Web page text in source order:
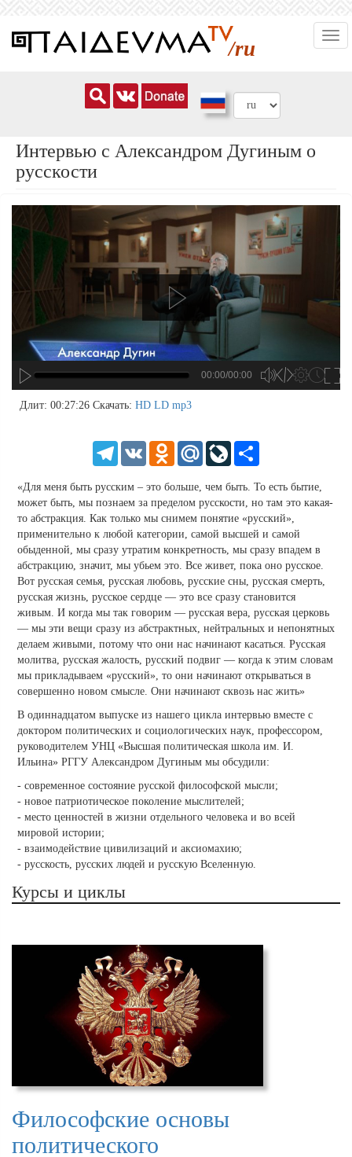
основному
/ru
Интервью с Александром Дугиным о
русскости
0.25
00:00/00:00
Длит: 00:27:26 Скачать: HD LD mp3
TelegramVK Odnoklassniki
Mail.Ru LiveJournal
«Для меня быть русским – это больше, чем быть. То есть бытие,
может быть, мы познаем за пределом русскости, но там это какая-
то абстракция. Как только мы снимем понятие «русский»,
применительно к любой категории, самой высшей и самой
обыденной, мы сразу утратим конкретность, мы сразу впадем в
абстракцию, значит, мы убьем это. Все живет, пока оно русское.
Вот русская семья, русская любовь, русские сны, русская смерть,
русская жизнь, русское сердце — это все сразу становится
живым. И когда мы так говорим — русская вера, русская церковь
— мы эти вещи сразу из абстрактных, нейтральных и непонятных
делаем живыми, потому что они нас начинают касаться. Русская
молитва, русская жалость, русский подвиг — когда к этим словам
мы прикладываем «русский», то они начинают открываться в
совершенно новом смысле. Они начинают сквозь нас жить»
В одиннадцатом выпуске из нашего цикла интервью вместе с
доктором политических и социологических наук, профессором,
руководителем УНЦ «Высшая политическая школа им. И.
Ильина» РГГУ Александром Дугиным мы обсудили:
- современное состояние русской философской мысли;
- новое патриотическое поколение мыслителей;
- место ценностей в жизни отдельного человека и во всей
мировой истории;
- взаимодействие цивилизаций и аксиомахию;
- русскость, русских людей и русскую Вселенную.
Курсы и циклы
Философские основы
политического